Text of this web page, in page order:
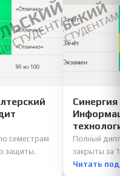
семестрам
защиты.
Полный
закрыты за
Читать